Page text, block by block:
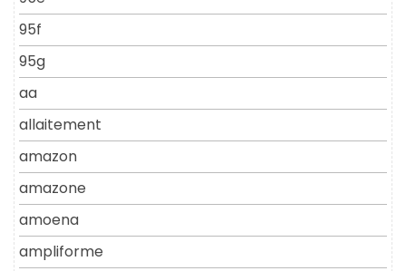
95f
95g
aa
allaitement
amazon
amazone
amoena
ampliforme